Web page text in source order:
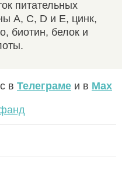
питательных
А, С, D и Е, цинк,
биотин, белок и
в Телеграме и в Max